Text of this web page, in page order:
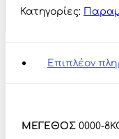
|
#0000-
Κατηγορίες:
Επιπλέον
ΜΕΓΕΘΟΣ 0000-